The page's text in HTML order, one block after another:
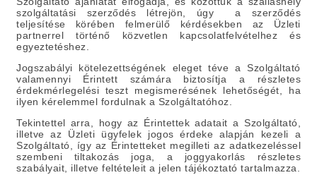
szolgáltatási szerződés létrejön, úgy a szerződés
teljesítése körében felmerülő kérdésekben az Üzleti
partnerrel történő közvetlen kapcsolatfelvételhez és
egyeztetéshez.
Jogszabályi kötelezettségének eleget téve a Szolgáltató
valamennyi Érintett számára biztosítja a részletes
érdekmérlegelési teszt megismerésének lehetőségét, ha
ilyen kérelemmel fordulnak a Szolgáltatóhoz.
Tekintettel arra, hogy az Érintettek adatait a Szolgáltató,
illetve az Üzleti ügyfelek jogos érdeke alapján kezeli a
Szolgáltató, így az Érintetteket megilleti az adatkezeléssel
szembeni tiltakozás joga, a joggyakorlás részletes
szabályait, illetve feltételeit a jelen tájékoztató tartalmazza.